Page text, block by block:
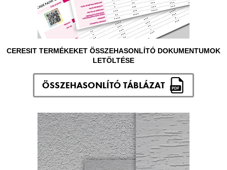
CERESIT TERMÉKEKET ÖSSZEHASONLÍTÓ DOKUMENTUMOK
LETÖLTÉSE
ÖSSZEHASONLÍTÓ TÁBLÁZAT